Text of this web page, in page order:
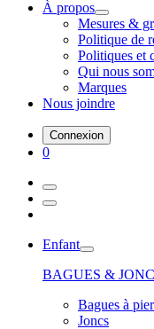
À propos
Mesures &
Politique de
Politiques et
Qui nous
Marques
Nous joindre
Connexion
0
Enfant
BAGUES &
Bagues à
Joncs